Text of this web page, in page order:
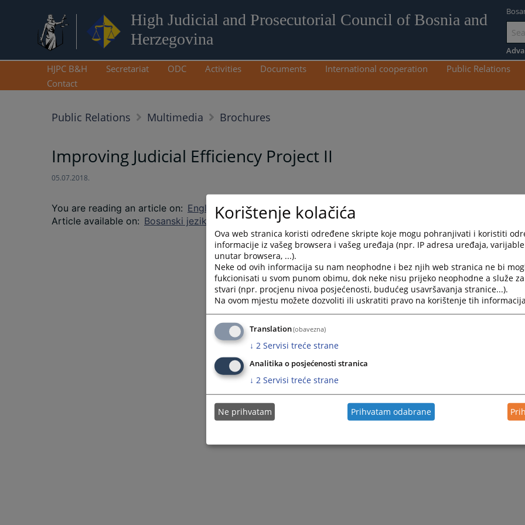
High Judicial and Prosecutorial Council of Bosnia and
Herzegovina
Go
to
HJPC B&H Secretariat ODC Activities Documents International cooperation Public Relations
Contact
Public Relations Multimedia Brochures
Improving Judicial Efficiency Project II
05.07.2018.
You are reading an article on: English language
Article available on: Bosanski jezik Hrvatski jezik Српски језик
Korištenje kolačića
Ova web stranica koristi određene skripte koje mogu pohranjivati i koristiti
informacije iz vašeg browsera i vašeg uređaja (npr. IP adresa uređaja,
unutar browsera, ...).
Neke od ovih informacija su nam neophodne i bez njih web stranica ne bi
fukcionisati u svom punom obimu, dok neke nisu prijeko neophodne a služe
stvari (npr. procjenu nivoa posjećenosti, budućeg usavršavanja stranice...).
Na ovom mjestu možete dozvoliti ili uskratiti pravo na korištenje tih
Translation(obavezna)
↓ 2 Servisi treće strane
Analitika o posjećenosti stranica
↓ 2 Servisi treće strane
Ne prihvatam Prihvatam odabrane